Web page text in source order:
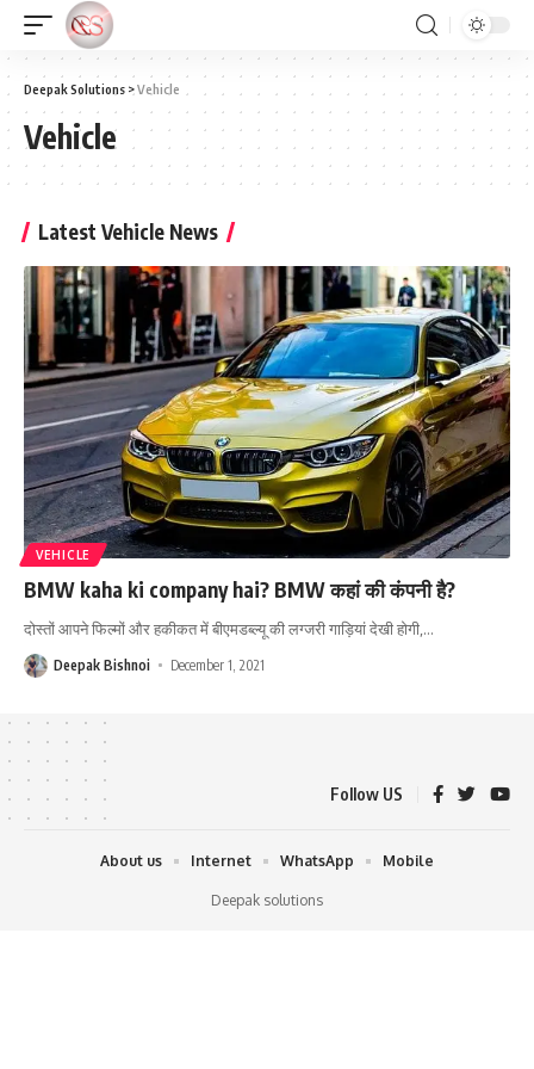
Deepak Solutions >Vehicle
Vehicle
Latest Vehicle News
VEHICLE
BMW kaha ki company hai? BMW कहां की कंपनी है?
दोस्तों आपने फिल्मों और हकीकत में बीएमडब्ल्यू की लग्जरी गाड़ियां देखी होगी, …
Deepak Bishnoi December 1, 2021
Follow US
Deepak solutions
About us Internet WhatsApp Mobile